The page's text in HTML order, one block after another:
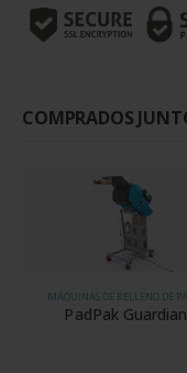
gramos
para
PadPak
COMPRADOS
MÁQUINAS DE RELLENO DE
PadPak Guardian